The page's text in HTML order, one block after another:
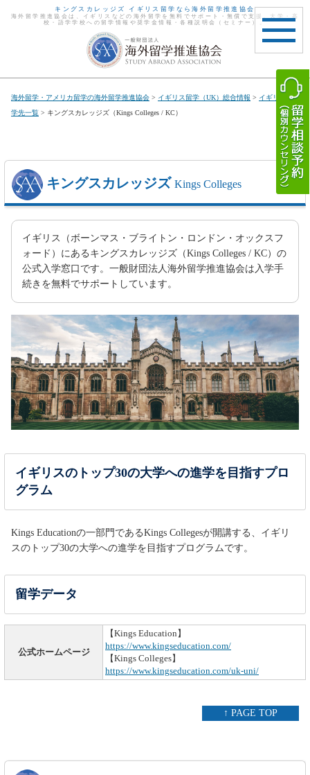
toggle
キングスカレッジズ イギリス留学なら海外留学推進協会
海外留学推進協会は、イギリスなどの海外留学を無料でサポート・無償で支援。大学・高
校・語学学校への留学情報や奨学金情報・各種説明会（セミナー）。
海外留学・アメリカ留学の海外留学推進協会 > イギリス留学（UK）総合情報 > イギリス留
学先一覧 > キングスカレッジズ（Kings Colleges / KC）
キングスカレッジズ Kings Colleges
イギリス（ボーンマス・ブライトン・ロンドン・オックスフ
ォード）にあるキングスカレッジズ（Kings Colleges / KC）の
公式入学窓口です。一般財団法人海外留学推進協会は入学手
続きを無料でサポートしています。
イギリスのトップ30の大学への進学を目指すプロ
グラム
Kings Educationの一部門であるKings Collegesが開講する、イギリ
スのトップ30の大学への進学を目指すプログラムです。
留学データ
公式ホームページ
【Kings Education】
https://www.kingseducation.com/
【Kings Colleges】
https://www.kingseducation.com/uk-uni/
↑ PAGE TOP